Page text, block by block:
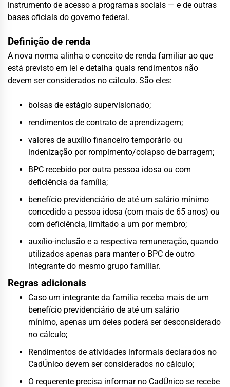
instrumento de acesso a programas sociais — e de outras
bases oficiais do governo federal.
Definição de renda
A nova norma alinha o conceito de renda familiar ao que
está previsto em lei e detalha quais rendimentos não
devem ser considerados no cálculo. São eles:
bolsas de estágio supervisionado;
rendimentos de contrato de aprendizagem;
valores de auxílio financeiro temporário ou
indenização por rompimento/colapso de barragem;
BPC recebido por outra pessoa idosa ou com
deficiência da família;
benefício previdenciário de até um salário mínimo
concedido a pessoa idosa (com mais de 65 anos) ou
com deficiência, limitado a um por membro;
auxílio-inclusão e a respectiva remuneração, quando
utilizados apenas para manter o BPC de outro
integrante do mesmo grupo familiar.
Regras adicionais
Caso um integrante da família receba mais de um
benefício previdenciário de até um salário
mínimo, apenas um deles poderá ser desconsiderado
no cálculo;
Rendimentos de atividades informais declarados no
CadÚnico devem ser considerados no cálculo;
O requerente precisa informar no CadÚnico se recebe